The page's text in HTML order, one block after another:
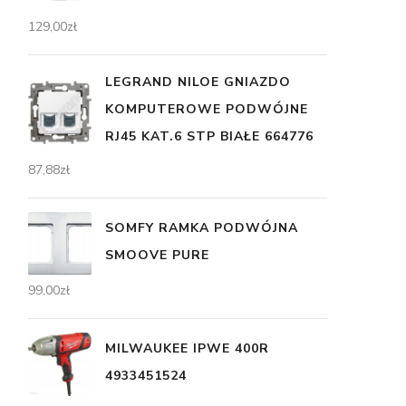
129,00zł
LEGRAND NILOE GNIAZDO
KOMPUTEROWE PODWÓJNE
RJ45 KAT.6 STP BIAŁE 664776
87,88zł
SOMFY RAMKA PODWÓJNA
SMOOVE PURE
99,00zł
MILWAUKEE IPWE 400R
4933451524